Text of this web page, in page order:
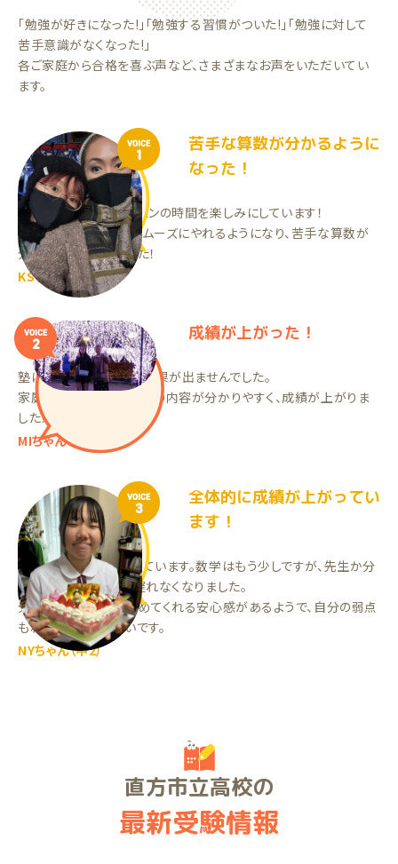
「勉強が好きになった!」「勉強する習慣がついた!」「勉強に対して
苦手意識がなくなった!」
各ご家庭から合格を喜ぶ声など、さまざまなお声をいただいてい
ます。
VOICE
1
苦手な算数が分かるように
なった！
先生とのコミニケーションの時間を楽しみにしています！
そのおかげで勉強をスムーズにやれるようになり、苦手な算数が
分かるようになりました！
KSちゃん（小5）
VOICE
2
成績が上がった！
塾に通っていましたが、成果が出ませんでした。
家庭教師にしてから勉強の内容が分かりやすく、成績が上がりま
した！
MIちゃん（中1）
VOICE
3
全体的に成績が上がってい
ます！
全体的に成績が上がっています。数学はもう少しですが、先生か分
かりやすく教えてくれ遅れなくなりました。
分からないところを埋めてくれる安心感があるようで、自分の弱点
もわかってきたみたいです。
NYちゃん（中2）
直方市立高校の
最新受験情報